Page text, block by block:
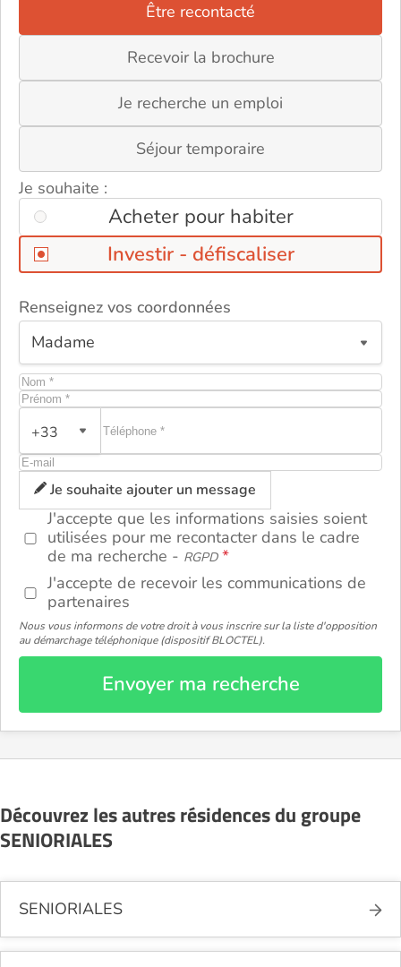
Être recontacté
Recevoir la brochure
Je recherche un emploi
Séjour temporaire
Je souhaite :
Acheter pour habiter
Investir - défiscaliser
Renseignez vos coordonnées
+33
Je souhaite ajouter un message
J'accepte que les informations saisies soient
utilisées pour me recontacter dans le cadre
de ma recherche - RGPD
J'accepte de recevoir les communications de
partenaires
Nous vous informons de votre droit à vous inscrire sur la liste d'opposition
au démarchage téléphonique (dispositif BLOCTEL).
Envoyer ma recherche
ou
Découvrez les autres résidences du groupe
SENIORIALES
SENIORIALES